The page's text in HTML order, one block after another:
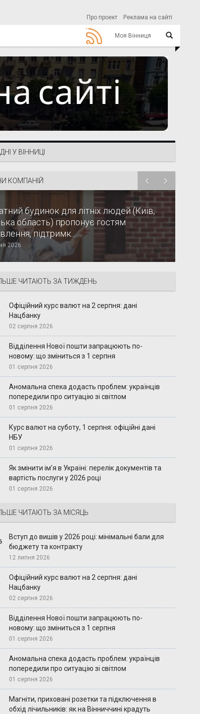
Про проект Реклама на сайті
Моя Вінниця
У ВІННИЦІ
КОМПАНІЙ
будинок для літніх людей (Київ,
область) пропонує гостям
підтримк...
2026
ЧИТАЮТЬ ЗА ТИЖДЕНЬ
Офіційний курс валют на 2 серпня: дані
Нацбанку
02 серпня 2026
Відділення Нової пошти запрацюють по-
новому: що зміниться з 1 серпня
01 серпня 2026
Аномальна спека додасть проблем: українців
попередили про ситуацію зі світлом
01 серпня 2026
Курс валют на суботу, 1 серпня: офіційні дані
НБУ
01 серпня 2026
Як змінити ім’я в Україні: перелік документів та
вартість послуги у 2026 році
01 серпня 2026
ЧИТАЮТЬ ЗА МІСЯЦЬ
Вступ до вишів у 2026 році: мінімальні бали для
бюджету та контракту
12 липня 2026
Офіційний курс валют на 2 серпня: дані
Нацбанку
02 серпня 2026
Відділення Нової пошти запрацюють по-
новому: що зміниться з 1 серпня
01 серпня 2026
Аномальна спека додасть проблем: українців
попередили про ситуацію зі світлом
01 серпня 2026
Магніти, приховані розетки та підключення в
обхід лічильників: як на Вінниччині крадуть